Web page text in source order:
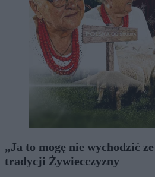
„Ja to mogę nie wychodzić
tradycji Żywiecczyzny